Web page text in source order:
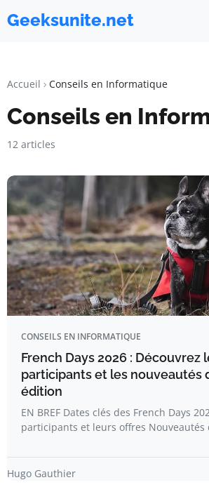
Geeksunite.net
Accueil Conseils en Informatique
Conseils en
12 articles
CONSEILS EN INFORMATIQUE
French Days 2026 : Découvrez
participants et les nouveautés
édition
EN BREF Dates clés des French Days
participants et leurs offres Nouveautés
Hugo Gauthier